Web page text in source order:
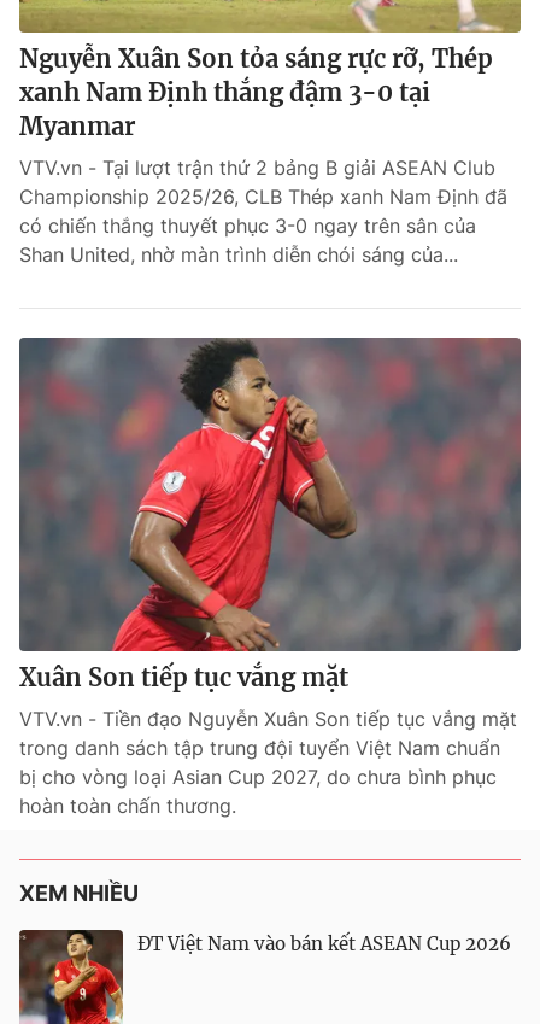
Nguyễn Xuân Son tỏa sáng rực rỡ, Thép
xanh Nam Định thắng đậm 3-0 tại
Myanmar
VTV.vn - Tại lượt trận thứ 2 bảng B giải ASEAN Club
Championship 2025/26, CLB Thép xanh Nam Định đã
có chiến thắng thuyết phục 3-0 ngay trên sân của
Shan United, nhờ màn trình diễn chói sáng của...
Xuân Son tiếp tục vắng mặt
VTV.vn - Tiền đạo Nguyễn Xuân Son tiếp tục vắng mặt
trong danh sách tập trung đội tuyển Việt Nam chuẩn
bị cho vòng loại Asian Cup 2027, do chưa bình phục
hoàn toàn chấn thương.
XEM NHIỀU
ĐT Việt Nam vào bán kết ASEAN Cup 2026